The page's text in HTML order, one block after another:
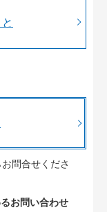
問合せくださ
お問い合わせ